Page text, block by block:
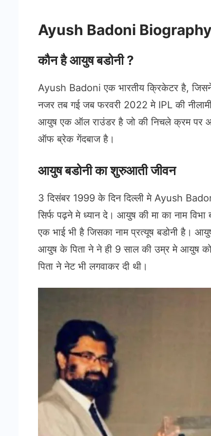
Ayush Badoni
कौन है आयुष बडोनी ?
Ayush Badoni एक भारतीय क्रिकेटर है,
नजर तब गई जब फरवरी 2022 मे IPL की
आयुष एक ऑल राउंडर है जो की निचले क्रम पर
ऑफ ब्रेक गेंदबाज है।
आयुष बडोनी का शुरुआती जीवन
3 दिसंबर 1999 के दिन दिल्ली मे Ayush
सिर्फ पढ़ने मे ध्यान दे। आयुष की मा का नाम
एक भाई भी है जिसका नाम प्रत्यूष बडोनी है।
आयुष के पिता ने ने ही 9 साल की उम्र मे आयुष
पिता ने नेट भी लगवाकर दी थी।